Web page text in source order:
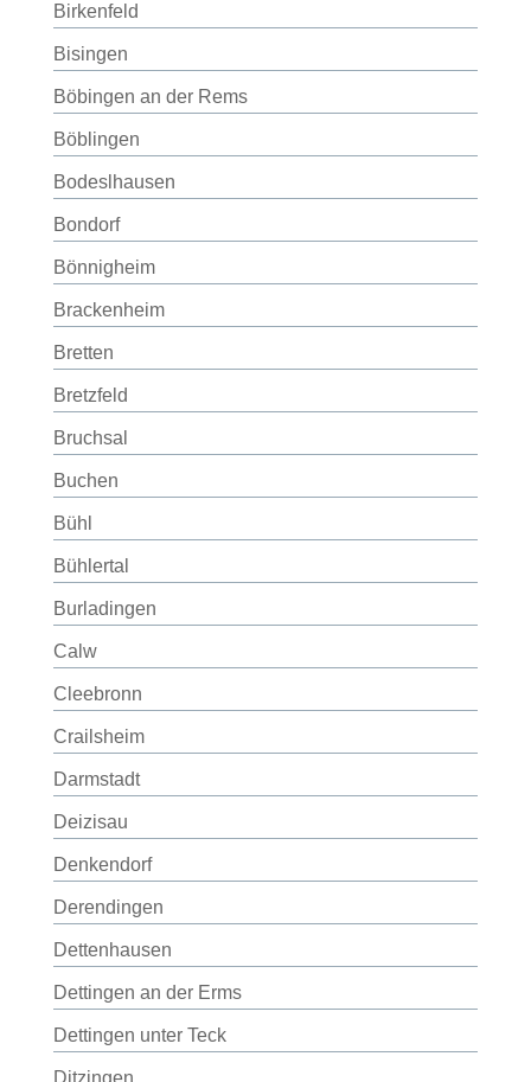
Birkenfeld
Bisingen
Böbingen an der Rems
Böblingen
Bodeslhausen
Bondorf
Bönnigheim
Brackenheim
Bretten
Bretzfeld
Bruchsal
Buchen
Bühl
Bühlertal
Burladingen
Calw
Cleebronn
Crailsheim
Darmstadt
Deizisau
Denkendorf
Derendingen
Dettenhausen
Dettingen an der Erms
Dettingen unter Teck
Ditzingen